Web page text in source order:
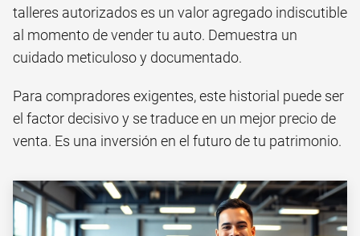
talleres autorizados es un valor agregado indiscutible
al momento de vender tu auto. Demuestra un
cuidado meticuloso y documentado.
Para compradores exigentes, este historial puede ser
el factor decisivo y se traduce en un mejor precio de
venta. Es una inversión en el futuro de tu patrimonio.